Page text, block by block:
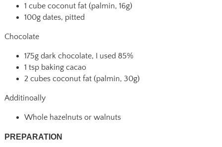
1 cube coconut fat (palmin, 16g)
100g dates, pitted
Chocolate
175g dark chocolate, I used 85%
1 tsp baking cacao
2 cubes coconut fat (palmin, 30g)
Additinoally
Whole hazelnuts or walnuts
PREPARATION